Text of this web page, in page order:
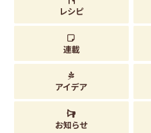
レシピ
連載
アイデア
お知らせ